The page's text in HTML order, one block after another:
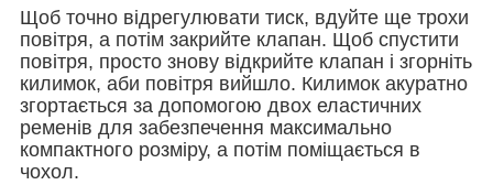
Щоб точно відрегулювати тиск, вдуйте ще трохи
повітря, а потім закрийте клапан. Щоб спустити
повітря, просто знову відкрийте клапан і згорніть
килимок, аби повітря вийшло. Килимок акуратно
згортається за допомогою двох еластичних
ременів для забезпечення максимально
компактного розміру, а потім поміщається в
чохол.